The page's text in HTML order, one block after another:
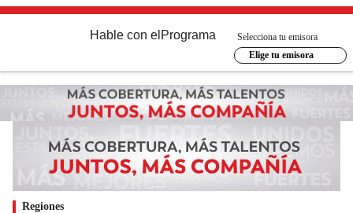
Hable con el Programa
Selecciona tu emisora
Elige tu emisora
Regiones